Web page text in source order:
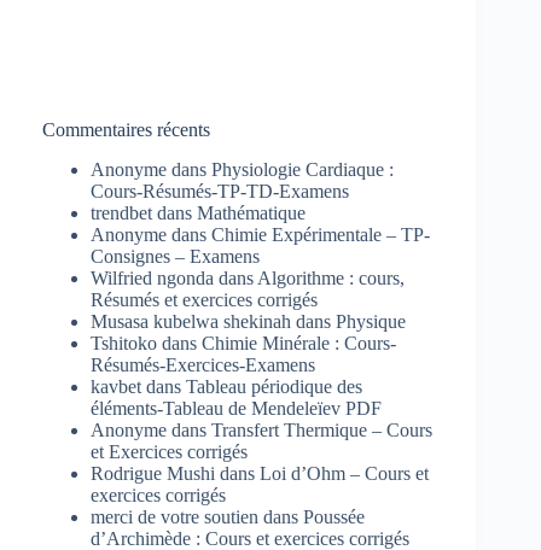
Commentaires récents
Anonyme dans Physiologie Cardiaque :
Cours-Résumés-TP-TD-Examens
trendbet dans Mathématique
Anonyme dans Chimie Expérimentale – TP-
Consignes – Examens
Wilfried ngonda dans Algorithme : cours,
Résumés et exercices corrigés
Musasa kubelwa shekinah dans Physique
Tshitoko dans Chimie Minérale : Cours-
Résumés-Exercices-Examens
kavbet dans Tableau périodique des
éléments-Tableau de Mendeleïev PDF
Anonyme dans Transfert Thermique – Cours
et Exercices corrigés
Rodrigue Mushi dans Loi d’Ohm – Cours et
exercices corrigés
merci de votre soutien dans Poussée
d’Archimède : Cours et exercices corrigés